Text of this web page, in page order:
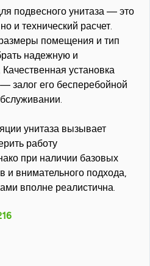
подвесного унитаза — это
и технический расчет.
помещения и тип
надежную и
установка
залог его бесперебойной
унитаза вызывает
работу
при наличии базовых
и внимательного подхода,
вполне реалистична.